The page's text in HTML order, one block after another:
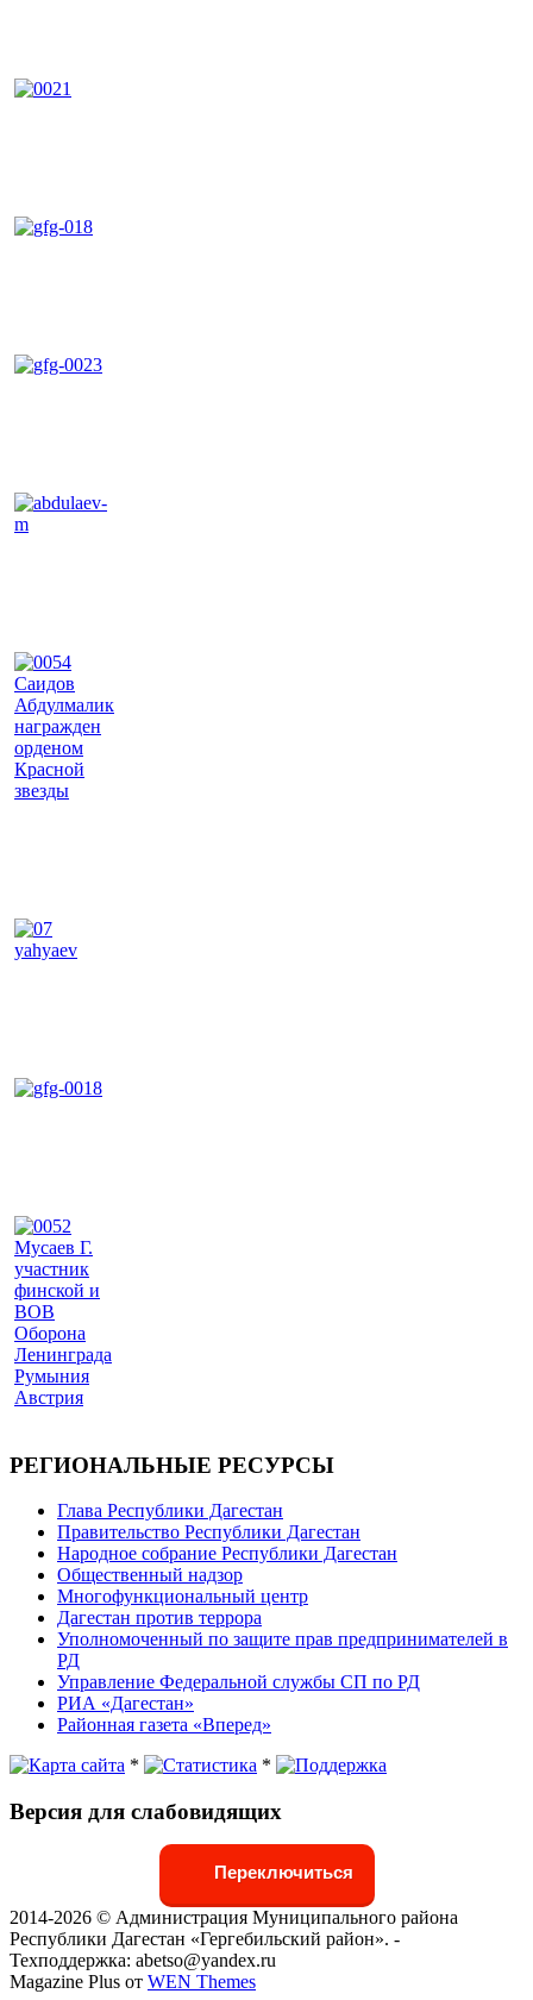
РЕГИОНАЛЬНЫЕ РЕСУРСЫ
Глава Республики Дагестан
Правительство Республики Дагестан
Народное собрание Республики Дагестан
Общественный надзор
Многофункциональный центр
Дагестан против террора
Уполномоченный по защите прав предпринимателей в
РД
Управление Федеральной службы СП по РД
РИА «Дагестан»
Районная газета «Вперед»
*
*
Версия для слабовидящих
Переключиться
2014-2026 © Администрация Муниципального района
Республики Дагестан «Гергебильский район». -
Техподдержка: abetso@yandex.ru
Magazine Plus от WEN Themes